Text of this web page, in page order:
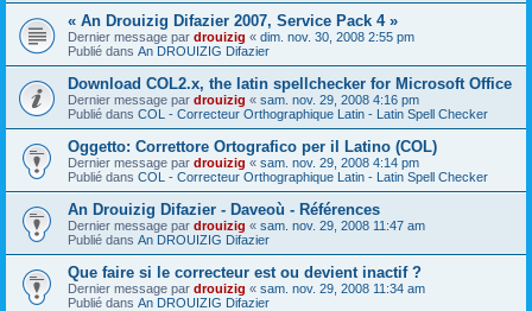
« An Drouizig Difazier 2007, Service Pack 4 »
Dernier message par drouizig « dim. nov. 30, 2008 2:55 pm
Publié dans An DROUIZIG Difazier
Download COL2.x, the latin spellchecker for Microsoft Office
Dernier message par drouizig « sam. nov. 29, 2008 4:16 pm
Publié dans COL - Correcteur Orthographique Latin - Latin Spell Checker
Oggetto: Correttore Ortografico per il Latino (COL)
Dernier message par drouizig « sam. nov. 29, 2008 4:14 pm
Publié dans COL - Correcteur Orthographique Latin - Latin Spell Checker
An Drouizig Difazier - Daveoù - Références
Dernier message par drouizig « sam. nov. 29, 2008 11:47 am
Publié dans An DROUIZIG Difazier
Que faire si le correcteur est ou devient inactif ?
Dernier message par drouizig « sam. nov. 29, 2008 11:34 am
Publié dans An DROUIZIG Difazier